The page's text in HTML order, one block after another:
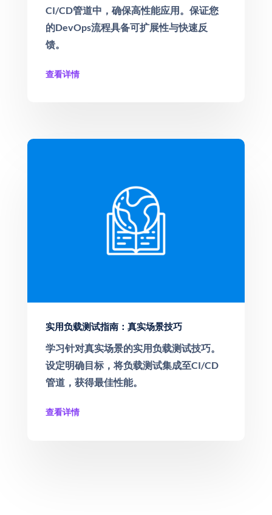
CI/CD管道中，确保高性能应用。保证您
的DevOps流程具备可扩展性与快速反
馈。
查看详情
实用负载测试指南：真实场景技巧
学习针对真实场景的实用负载测试技巧。
设定明确目标，将负载测试集成至CI/CD
管道，获得最佳性能。
查看详情